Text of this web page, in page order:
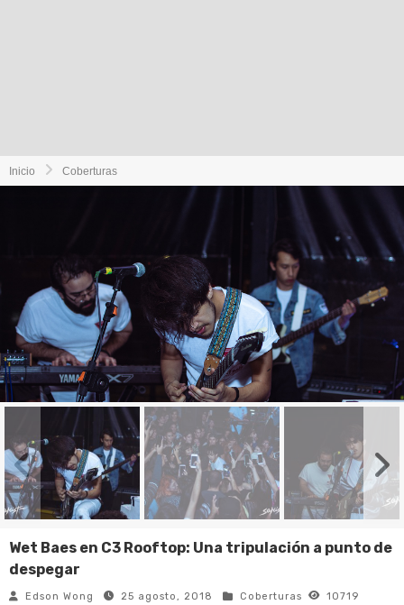
Inicio Coberturas
Wet Baes en C3 Rooftop: Una tripulación a punto de
despegar
Edson Wong 25 agosto, 2018 Coberturas 10719